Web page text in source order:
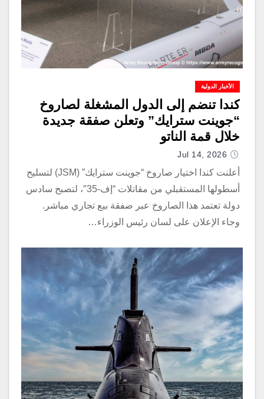
الأخبار الدولية
كندا تنضم إلى الدول المشغلة لصاروخ
“جوينت سترايك” وتعلن صفقة جديدة
خلال قمة الناتو
Jul 14, 2026
أعلنت كندا اختيار صاروخ “جوينت سترايك” (JSM) لتسليح
أسطولها المستقبلي من مقاتلات “إف-35″، لتصبح سادس
دولة تعتمد هذا الصاروخ عبر صفقة بيع تجاري مباشر.
وجاء الإعلان على لسان رئيس الوزراء…